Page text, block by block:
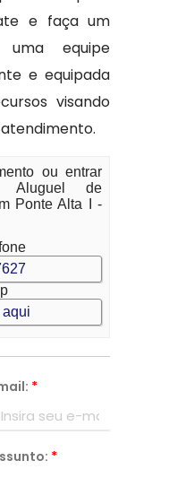
e faça um
uma equipe
e equipada
visando
ou entrar
Aluguel de
Ponte Alta I -
*
*